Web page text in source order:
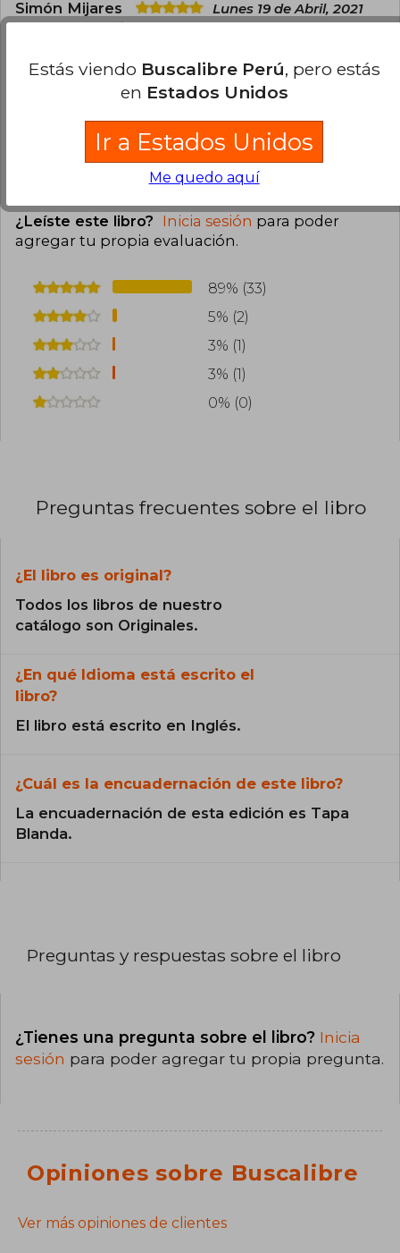
Simón Mijares
Lunes 19 de Abril, 2021
Compra Verificada
para empezar. Muchos recursos adicionales,
sencillos pero útiles.
Esta opinión es útil 0 No es útil
Cargar más opiniones del libro
¿Leíste este libro? Inicia sesión para poder
agregar tu propia evaluación.
89% (33)
5% (2)
3% (1)
3% (1)
0% (0)
Preguntas frecuentes sobre el libro
¿El libro es original?
Todos los libros de nuestro
catálogo son Originales.
¿En qué Idioma está escrito el
libro?
El libro está escrito en Inglés.
¿Cuál es la encuadernación de este libro?
La encuadernación de esta edición es Tapa
Blanda.
Preguntas y respuestas sobre el libro
¿Tienes una pregunta sobre el libro? Inicia
sesión para poder agregar tu propia pregunta.
Opiniones sobre Buscalibre
Ver más opiniones de clientes
Estás viendo Buscalibre Perú, pero estás
en Estados Unidos
Ir a Estados Unidos
Me quedo aquí